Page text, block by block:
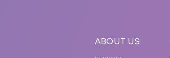
ABOUT US